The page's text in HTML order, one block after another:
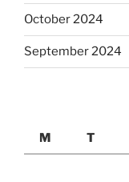
October 2024
September 2024
M
T